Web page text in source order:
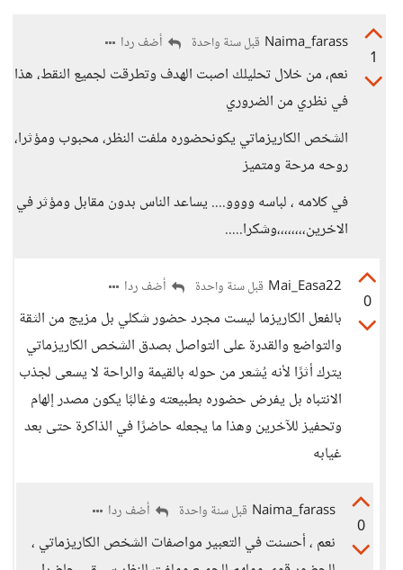
1
Naima_farass قبل سنة واحدة أضف ردا
نعم، من خلال تحليلك اصبت الهدف وتطرقت لجميع النقط، هذا
في نظري من الضروري
الشخص الكاريزماتي يكونحضوره ملفت النظر، محبوب ومؤثرا،
روحه مرحة ومتميز
في كلامه ، لباسه وووو.... يساعد الناس بدون مقابل ومؤثر في
الاخرين،،،،،،،،وشكرا.....
0
Mai_Easa22 قبل سنة واحدة أضف ردا
بالفعل الكاريزما ليست مجرد حضور شكلي بل مزيج من الثقة
والتواضع والقدرة على التواصل بصدق الشخص الكاريزماتي
يترك أثرًا لأنه يُشعر من حوله بالقيمة والراحة لا يسعى لجذب
الانتباه بل يفرض حضوره بطبيعته وغالبًا يكون مصدر إلهام
وتحفيز للآخرين وهذا ما يجعله حاضرًا في الذاكرة حتى بعد
غيابه
0
Naima_farass قبل سنة واحدة أضف ردا
نعم ، أحسنت في التعبير مواصفات الشخص الكاريزماتي ،